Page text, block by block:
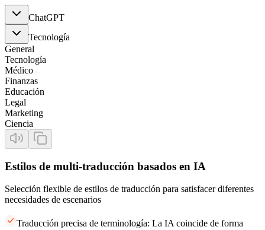
ChatGPT
Tecnología
General
Tecnología
Médico
Finanzas
Educación
Legal
Marketing
Ciencia
Estilos de multi-traducción basados en IA
Selección flexible de estilos de traducción para satisfacer diferentes
necesidades de escenarios
Traducción precisa de terminología: La IA coincide de forma